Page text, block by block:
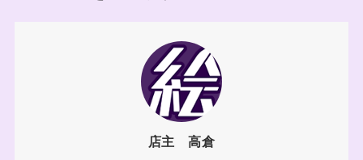
店主 高倉